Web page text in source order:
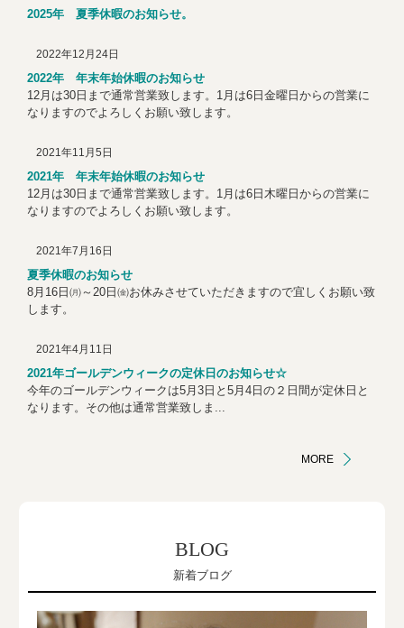
MORE
2025年 夏季休暇のお知らせ。
2022年12月24日
2022年 年末年始休暇のお知らせ
12月は30日まで通常営業致します。1月は6日金曜日からの営業に
なりますのでよろしくお願い致します。
2021年11月5日
2021年 年末年始休暇のお知らせ
12月は30日まで通常営業致します。1月は6日木曜日からの営業に
なりますのでよろしくお願い致します。
2021年7月16日
夏季休暇のお知らせ
8月16日㈪～20日㈮お休みさせていただきますので宜しくお願い致
します。
2021年4月11日
2021年ゴールデンウィークの定休日のお知らせ☆
今年のゴールデンウィークは5月3日と5月4日の２日間が定休日と
なります。その他は通常営業致しま...
BLOG
新着ブログ